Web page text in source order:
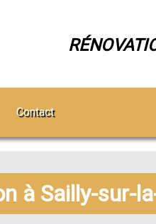
Contact
à Sailly-sur-